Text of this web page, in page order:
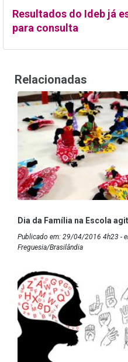
Resultados do Ideb já
para consulta
Relacionadas
Dia da Família na Escola
Publicado em: 29/04/2016 4h23 -
Freguesia/Brasilândia